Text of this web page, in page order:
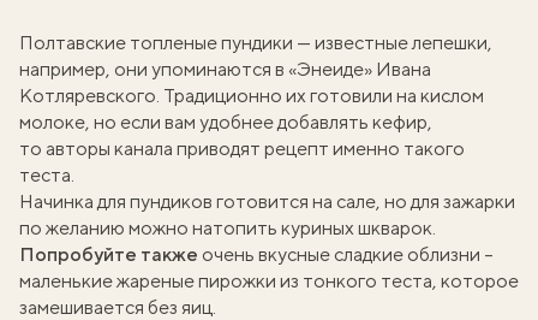
Полтавские топленые пундики — известные лепешки,
например, они упоминаются в «Энеиде» Ивана
Котляревского. Традиционно их готовили на кислом
молоке, но если вам удобнее добавлять кефир,
то авторы канала приводят рецепт именно такого
теста.
Начинка для пундиков готовится на сале, но для зажарки
по желанию можно натопить куриных шкварок.
Попробуйте также очень вкусные сладкие облизни –
маленькие жареные пирожки из тонкого теста, которое
замешивается без яиц.